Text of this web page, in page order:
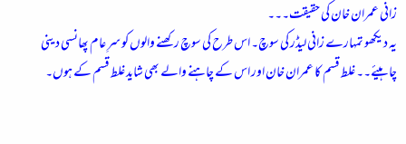
زانی عمران خان کی حقیقت۔۔۔
یہ دیکھو تمہارے زانی لیڈر کی سوچ۔ اس طرح کی سوچ رکھنے والوں کو سرِ عام پھانسی دینی
چاہیئے۔۔ غلط قسم کا عمران خان اور اس کے چاہنے والے بھی شاید غلط قسم کے ہوں۔